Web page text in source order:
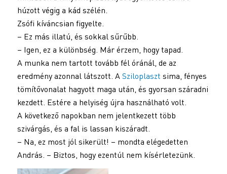
húzott végig a kád szélén.
Zsófi kíváncsian figyelte.
– Ez más illatú, és sokkal sűrűbb.
– Igen, ez a különbség. Már érzem, hogy tapad.
A munka nem tartott tovább fél óránál, de az
eredmény azonnal látszott. A Sziloplaszt sima, fényes
tömítővonalat hagyott maga után, és gyorsan száradni
kezdett. Estére a helyiség újra használható volt.
A következő napokban nem jelentkezett több
szivárgás, és a fal is lassan kiszáradt.
– Na, ez most jól sikerült! – mondta elégedetten
András. – Biztos, hogy ezentúl nem kísérletezünk.